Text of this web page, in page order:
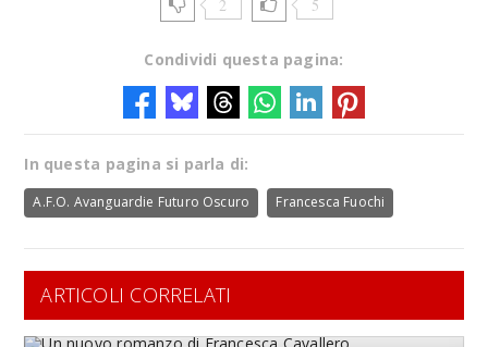
2 5
Condividi questa pagina:
In questa pagina si parla di:
A.F.O. Avanguardie Futuro Oscuro Francesca Fuochi
ARTICOLI CORRELATI